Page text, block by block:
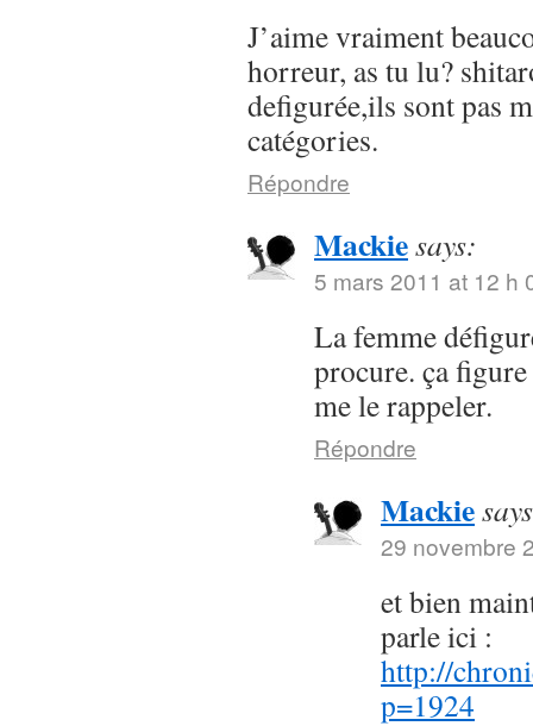
J’aime vraiment
horreur, as tu lu?
defigurée,ils sont pas
catégories.
Répondre
Mackiesays:
5 mars 2011 at 12 h
La femme
procure. ça
me le rappeler.
Répondre
Mackie
29 novembre
et bien
parle ici :
http://
p=1924